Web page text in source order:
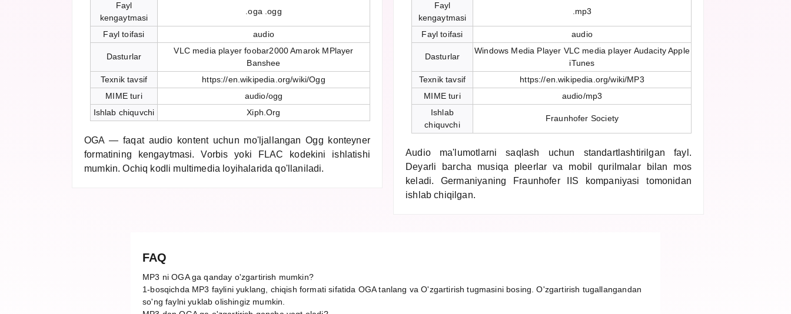
Fayl
kengaytmasi
.oga .ogg
Fayl toifasi audio
Dasturlar
VLC media player foobar2000 Amarok MPlayer
Banshee
Texnik tavsif
https://en.wikipedia.org/wiki/Ogg
MIME turi
audio/ogg
Ishlab chiquvchi
Xiph.Org
OGA — faqat audio kontent uchun mo'ljallangan Ogg konteyner
formatining kengaytmasi. Vorbis yoki FLAC kodekini ishlatishi
mumkin. Ochiq kodli multimedia loyihalarida qo'llaniladi.
Fayl
kengaytmasi
.mp3
Fayl toifasi audio
Dasturlar
Windows Media Player VLC media player Audacity Apple
iTunes
Texnik tavsif
https://en.wikipedia.org/wiki/MP3
MIME turi
audio/mp3
Ishlab
chiquvchi
Fraunhofer Society
Audio ma'lumotlarni saqlash uchun standartlashtirilgan fayl.
Deyarli barcha musiqa pleerlar va mobil qurilmalar bilan mos
keladi. Germaniyaning Fraunhofer IIS kompaniyasi tomonidan
ishlab chiqilgan.
FAQ
MP3 ni OGA ga qanday o'zgartirish mumkin?
1-bosqichda MP3 faylini yuklang, chiqish formati sifatida OGA tanlang va O'zgartirish tugmasini bosing. O'zgartirish tugallangandan
so'ng faylni yuklab olishingiz mumkin.